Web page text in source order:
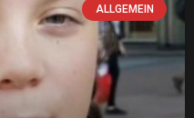
ALLGEMEIN